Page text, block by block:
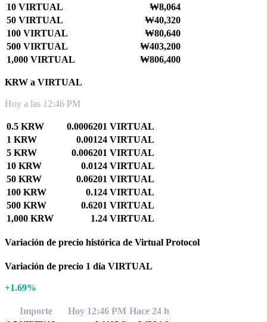
10 VIRTUAL
₩8,064
50 VIRTUAL
₩40,320
100 VIRTUAL
₩80,640
500 VIRTUAL
₩403,200
1,000 VIRTUAL
₩806,400
KRW a VIRTUAL
Hoy a las 12:46 PM
0.5 KRW
0.0006201 VIRTUAL
1 KRW
0.00124 VIRTUAL
5 KRW
0.006201 VIRTUAL
10 KRW
0.0124 VIRTUAL
50 KRW
0.06201 VIRTUAL
100 KRW
0.124 VIRTUAL
500 KRW
0.6201 VIRTUAL
1,000 KRW
1.24 VIRTUAL
Variación de precio histórica de Virtual Protocol
Variación de precio 1 día VIRTUAL
+1.69%
Importe Hoy 12:46 PM Hace 24 h